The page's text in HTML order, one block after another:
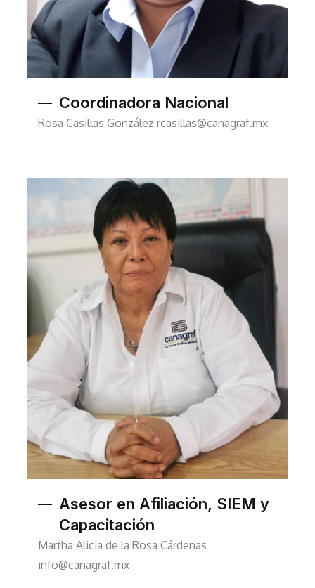
Coordinadora Nacional
Rosa Casillas González rcasillas@canagraf.mx
Asesor en Afiliación, SIEM y
Capacitación
Martha Alicia de la Rosa Cárdenas
info@canagraf.mx